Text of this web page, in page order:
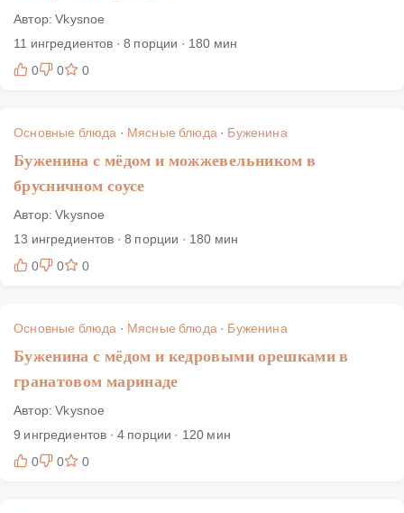
Автор: Vkysnoe
11 ингредиентов · 8 порции · 180 мин
0
0 0
Основные блюда · Мясные блюда· Буженина
Буженина с мёдом и можжевельником в
брусничном соусе
Автор: Vkysnoe
13 ингредиентов · 8 порции · 180 мин
0
0 0
Основные блюда · Мясные блюда· Буженина
Буженина с мёдом и кедровыми орешками в
гранатовом маринаде
Автор: Vkysnoe
9 ингредиентов · 4 порции · 120 мин
0
0 0